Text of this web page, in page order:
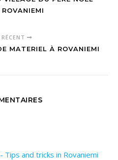
MATERIEL À ROVANIEMI
Tips and tricks in Rovaniemi